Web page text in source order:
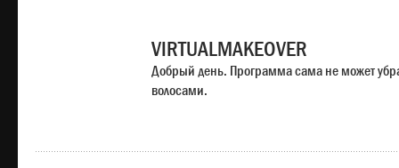
VIRTUALMAKEOVER
Добрый день. Программа сама не может
волосами.